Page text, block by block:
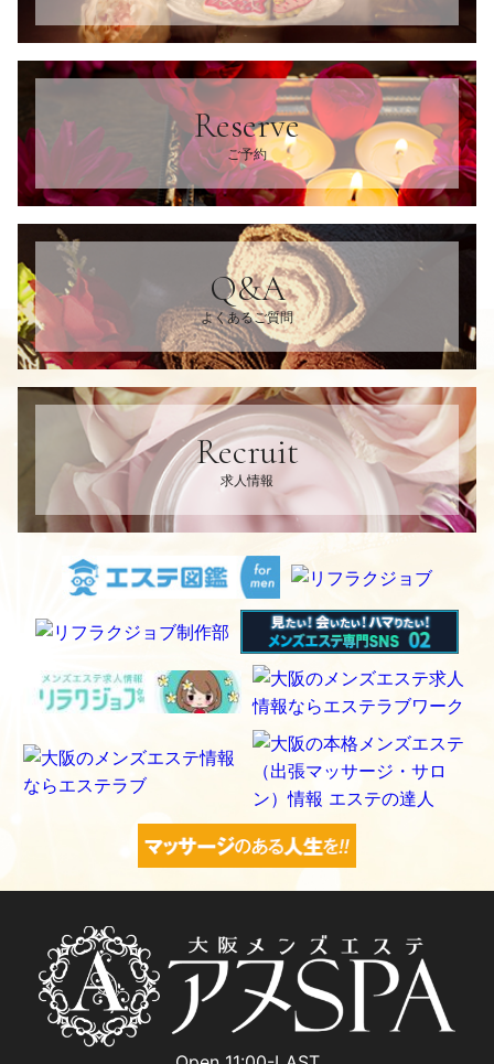
Reserve
ご予約
Q&A
よくあるご質問
Recruit
求人情報